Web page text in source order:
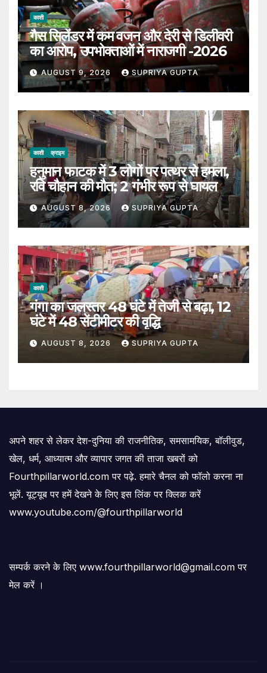
काशी
गैस सिलेंडर में कम वजन और देरी से डिलीवरी
का आरोप, उपभोक्ताओं में नाराजगी -2026
AUGUST 9, 2026 SUPRIYA GUPTA
काशी क्राइम
हनुमान फाटक में 3 लोगों पर पत्थर से हमला,
रवि चौहान की मौत; 2 गंभीर रूप से घायल
AUGUST 8, 2026 SUPRIYA GUPTA
काशी
गंगा का जलस्तर 48 घंटे में तेजी से बढ़ा, 12
घंटे में 48 सेंटीमीटर की वृद्धि
AUGUST 8, 2026 SUPRIYA GUPTA
अपने शहर से लेकर देश-दुनिया की राजनीतिक, समसामयिक, बॉलीवुड,
खेल, धर्म, आध्यात्म और व्यापार जगत की ताजा खबरों को
Fourthpillarworld.com पर पढ़े. हमारे चैनल को फॉलो करना ना
भूलें. यूट्यूब पर हमें देखने के लिए इस लिंक पर क्लिक करें
www.youtube.com/@fourthpillarworld
सम्पर्क करने के लिए www.fourthpillarworld@gmail.com पर
मेल करें ।